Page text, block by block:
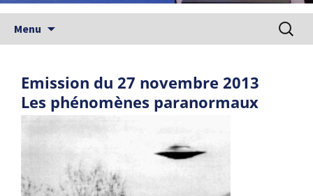
Menu
Emission du 27 novembre 2013
Les phénomènes paranormaux